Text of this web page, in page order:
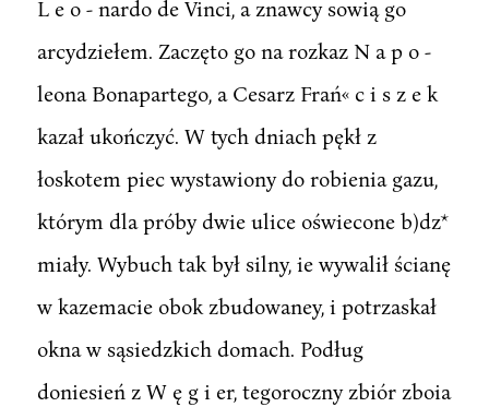
L e o - nardo de Vinci, a znawcy sowią go
arcydziełem. Zaczęto go na rozkaz N a p o -
leona Bonapartego, a Cesarz Frań« c i s z e k
kazał ukończyć. W tych dniach pękł z
łoskotem piec wystawiony do robienia gazu,
którym dla próby dwie ulice oświecone b)dz*
miały. Wybuch tak był silny, ie wywalił ścianę
w kazemacie obok zbudowaney, i potrzaskał
okna w sąsiedzkich domach. Podług
doniesień z W ę g i er, tegoroczny zbiór zboia